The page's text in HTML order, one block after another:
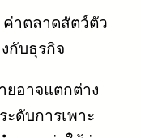
ค่าตลาดสัตว์ตัว
กับธุรกิจ
ยอาจแตกต่าง
ดับการเพาะ